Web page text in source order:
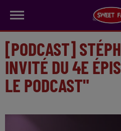
[PODCAST]
INVITÉ DU 4E
LE PODCAST"